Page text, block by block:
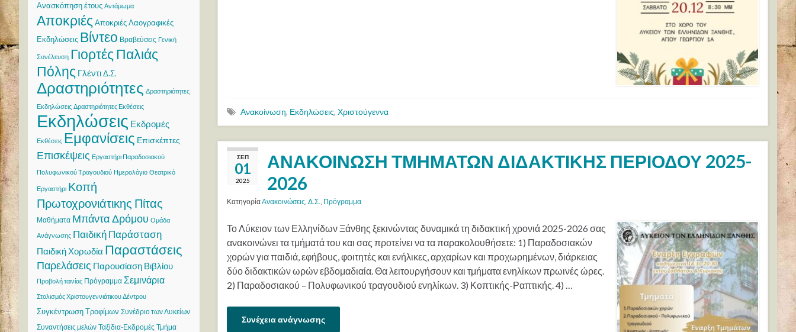
Ανακοίνωση, Εκδηλώσεις, Χριστούγεννα
ΣΕΠ
01
2025
ΑΝΑΚΟΙΝΩΣΗ ΤΜΗΜΑΤΩΝ ΔΙΔΑΚΤΙΚΗΣ ΠΕΡΙΟΔΟΥ 2025-
2026
ΚατηγορίαΑνακοινώσεις Δ.Σ. Πρόγραμμα
Το Λύκειον των Ελληνίδων Ξάνθης ξεκινώντας δυναμικά τη διδακτική χρονιά 2025-2026 σας
ανακοινώνει τα τμήματά του και σας προτείνει να τα παρακολουθήσετε: 1) Παραδοσιακών
χορών για παιδιά, εφήβους, φοιτητές και ενήλικες, αρχαρίων και προχωρημένων, διάρκειας
δύο διδακτικών ωρών εβδομαδιαία. Θα λειτουργήσουν και τμήματα ενηλίκων πρωινές ώρες.
2) Παραδοσιακού – Πολυφωνικού τραγουδιού ενηλίκων. 3) Κοπτικής-Ραπτικής. 4) …
Συνέχεια ανάγνωσης
Ανασκόπηση έτους Αντάμωμα
Αποκριές Αποκριές Λαογραφικές
Εκδηλώσεις Βίντεο Βραβεύσεις Γενική
Συνέλευση Γιορτές Παλιάς
Πόλης ΓλέντιΔ.Σ.
Δραστηριότητες Δραστηριότητες
Εκδηλώσεις Δραστηριότητες Εκθέσεις
Εκδηλώσεις Εκδρομές
Εκθέσεις Εμφανίσεις Επισκέπτες
Επισκέψεις Εργαστήρι Παραδοσιακού
Πολυφωνικού Τραγουδιού Ημερολόγιο Θεατρικό
Εργαστήρι Κοπή
Πρωτοχρονιάτικης Πίτας
Μαθήματα Μπάντα Δρόμου Ομάδα
Ανάγνωσης Παιδική Παράσταση
Παιδική Χορωδία Παραστάσεις
Παρελάσεις Παρουσίαση Βιβλίου
Προβολή ταινίας Πρόγραμμα Σεμινάρια
Στολισμός Χριστουγεννιάτικου Δέντρου
Συγκέντρωση Τροφίμων Συνέδριο των Λυκείων
Συναντήσεις μελών Ταξίδια-Εκδρομές Τμήμα